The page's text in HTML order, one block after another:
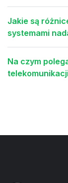
Jakie są
systemami
Na czym